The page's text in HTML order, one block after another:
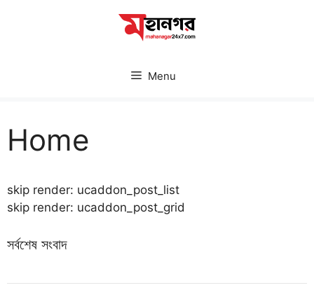
Menu
Home
skip render: ucaddon_post_list
skip render: ucaddon_post_grid
সর্বশেষ সংবাদ